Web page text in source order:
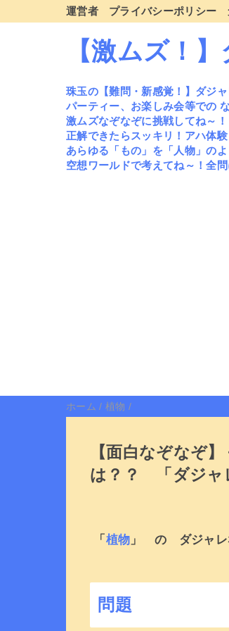
運営者 プライバシーポリシー
【激ムズ！
珠玉の【難問・新感覚！】ダジ
パーティー、お楽しみ会等での
激ムズなぞなぞに挑戦してね～！
正解できたらスッキリ！アハ体験
あらゆる「もの」を「人物」のよ
空想ワールドで考えてね～！全問
ホーム /植物 /
【面白なぞなぞ
は？？ 「ダジャ
「 植物 」 の ダジャレ
問題